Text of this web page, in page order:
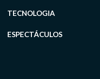
TECNOLOGIA
ESPECTÁCULOS